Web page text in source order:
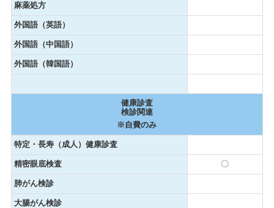
麻薬処方
外国語（英語）
外国語（中国語）
外国語（韓国語）
健康診査
検診関連
※自費のみ
特定・長寿（成人）健康診査
精密眼底検査 〇
肺がん検診
大腸がん検診